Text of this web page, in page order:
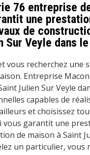
76 entreprise
une
de
Sur Veyle dans
vous recherchez une
Entreprise
Julien Sur Veyle
capables de
et choisissez
vous garantit une
de maison à Saint
un particulier, vous